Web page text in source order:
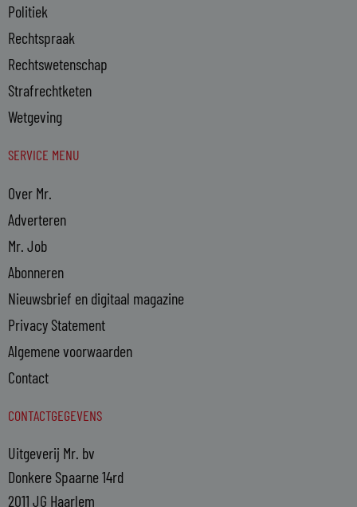
Politiek
Rechtspraak
Rechtswetenschap
Strafrechtketen
Wetgeving
SERVICE MENU
Over Mr.
Adverteren
Mr. Job
Abonneren
Nieuwsbrief en digitaal magazine
Privacy Statement
Algemene voorwaarden
Contact
CONTACTGEGEVENS
Uitgeverij Mr. bv
Donkere Spaarne 14rd
2011 JG Haarlem